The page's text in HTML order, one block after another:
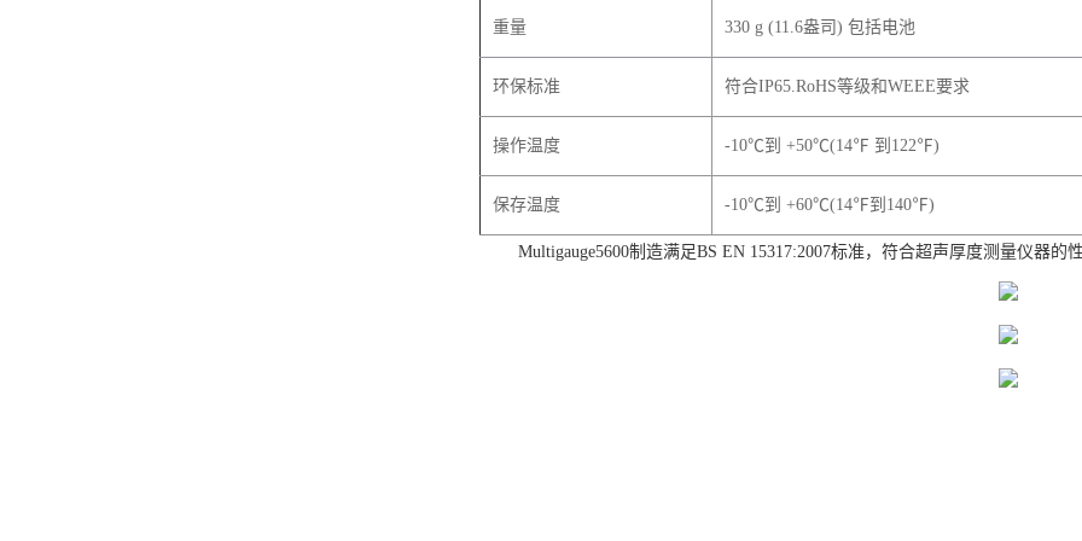
重量 330 g (11.6盎司) 包括电池
环保标准 符合IP65.RoHS等级和WEEE要求
操作温度 -10℃到 +50℃(14℉ 到122℉)
保存温度 -10℃到 +60℃(14℉到140℉)
Multigauge5600制造满足BS EN 15317:2007标准，符合超声厚度测量仪器的